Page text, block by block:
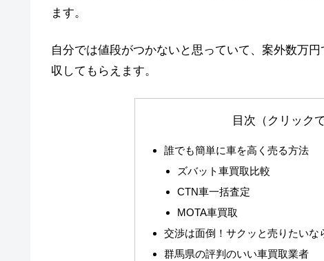
ます。
自分では値段がつかないと思っていて、案外数万
収してもらえます。
目次（クリック
誰でも簡単に車を高く売る方法
ズバット車買取比較
CTN車一括査定
MOTA車買取
交渉は面倒！サクッと売りたいな
群馬県の評判のいい車買取業者